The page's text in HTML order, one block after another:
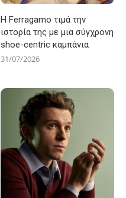
Η Ferragamo τιμά την
ιστορία της με μια σύγχρονη
shoe-centric καμπάνια
31/07/2026